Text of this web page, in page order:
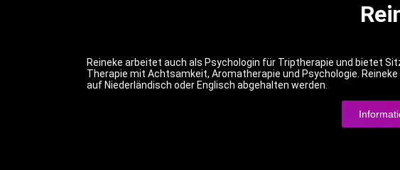
Reineke arbeitet auch als Psychologin für Triptherapie und bietet
Therapie mit Achtsamkeit, Aromatherapie und Psychologie.
auf Niederländisch oder Englisch abgehalten werden.